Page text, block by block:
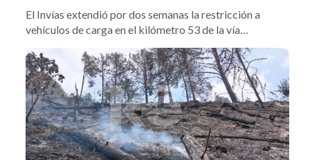
El Invías extendió por dos semanas la restricción a
vehículos de carga en el kilómetro 53 de la vía
Bucaramanga-San Gil por el colapso de la banca en
Pescadero. El director operativo, William Molano,
explicó que avanzan obras de mitigación y evalúan
soluciones definitivas para reabrir el tramo.